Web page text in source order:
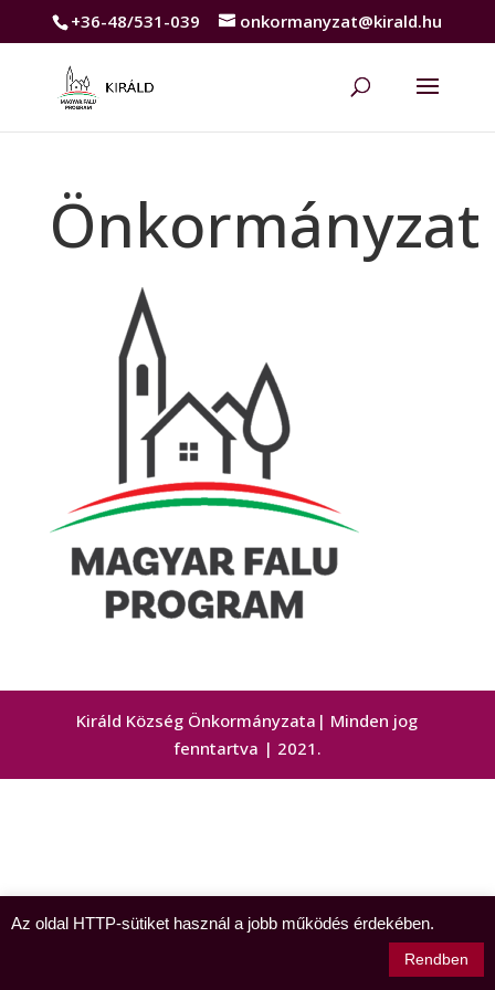
+36-48/531-039 onkormanyzat@kirald.hu
Önkormányzat
Királd Község Önkormányzata| Minden jog
fenntartva | 2021.
Az oldal HTTP-sütiket használ a jobb működés érdekében.
Rendben